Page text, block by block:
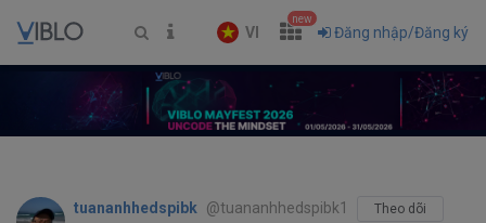
VI
new
Đăng nhập/Đăng ký
tuananhhedspibk @tuananhhedspibk1 Theo dõi